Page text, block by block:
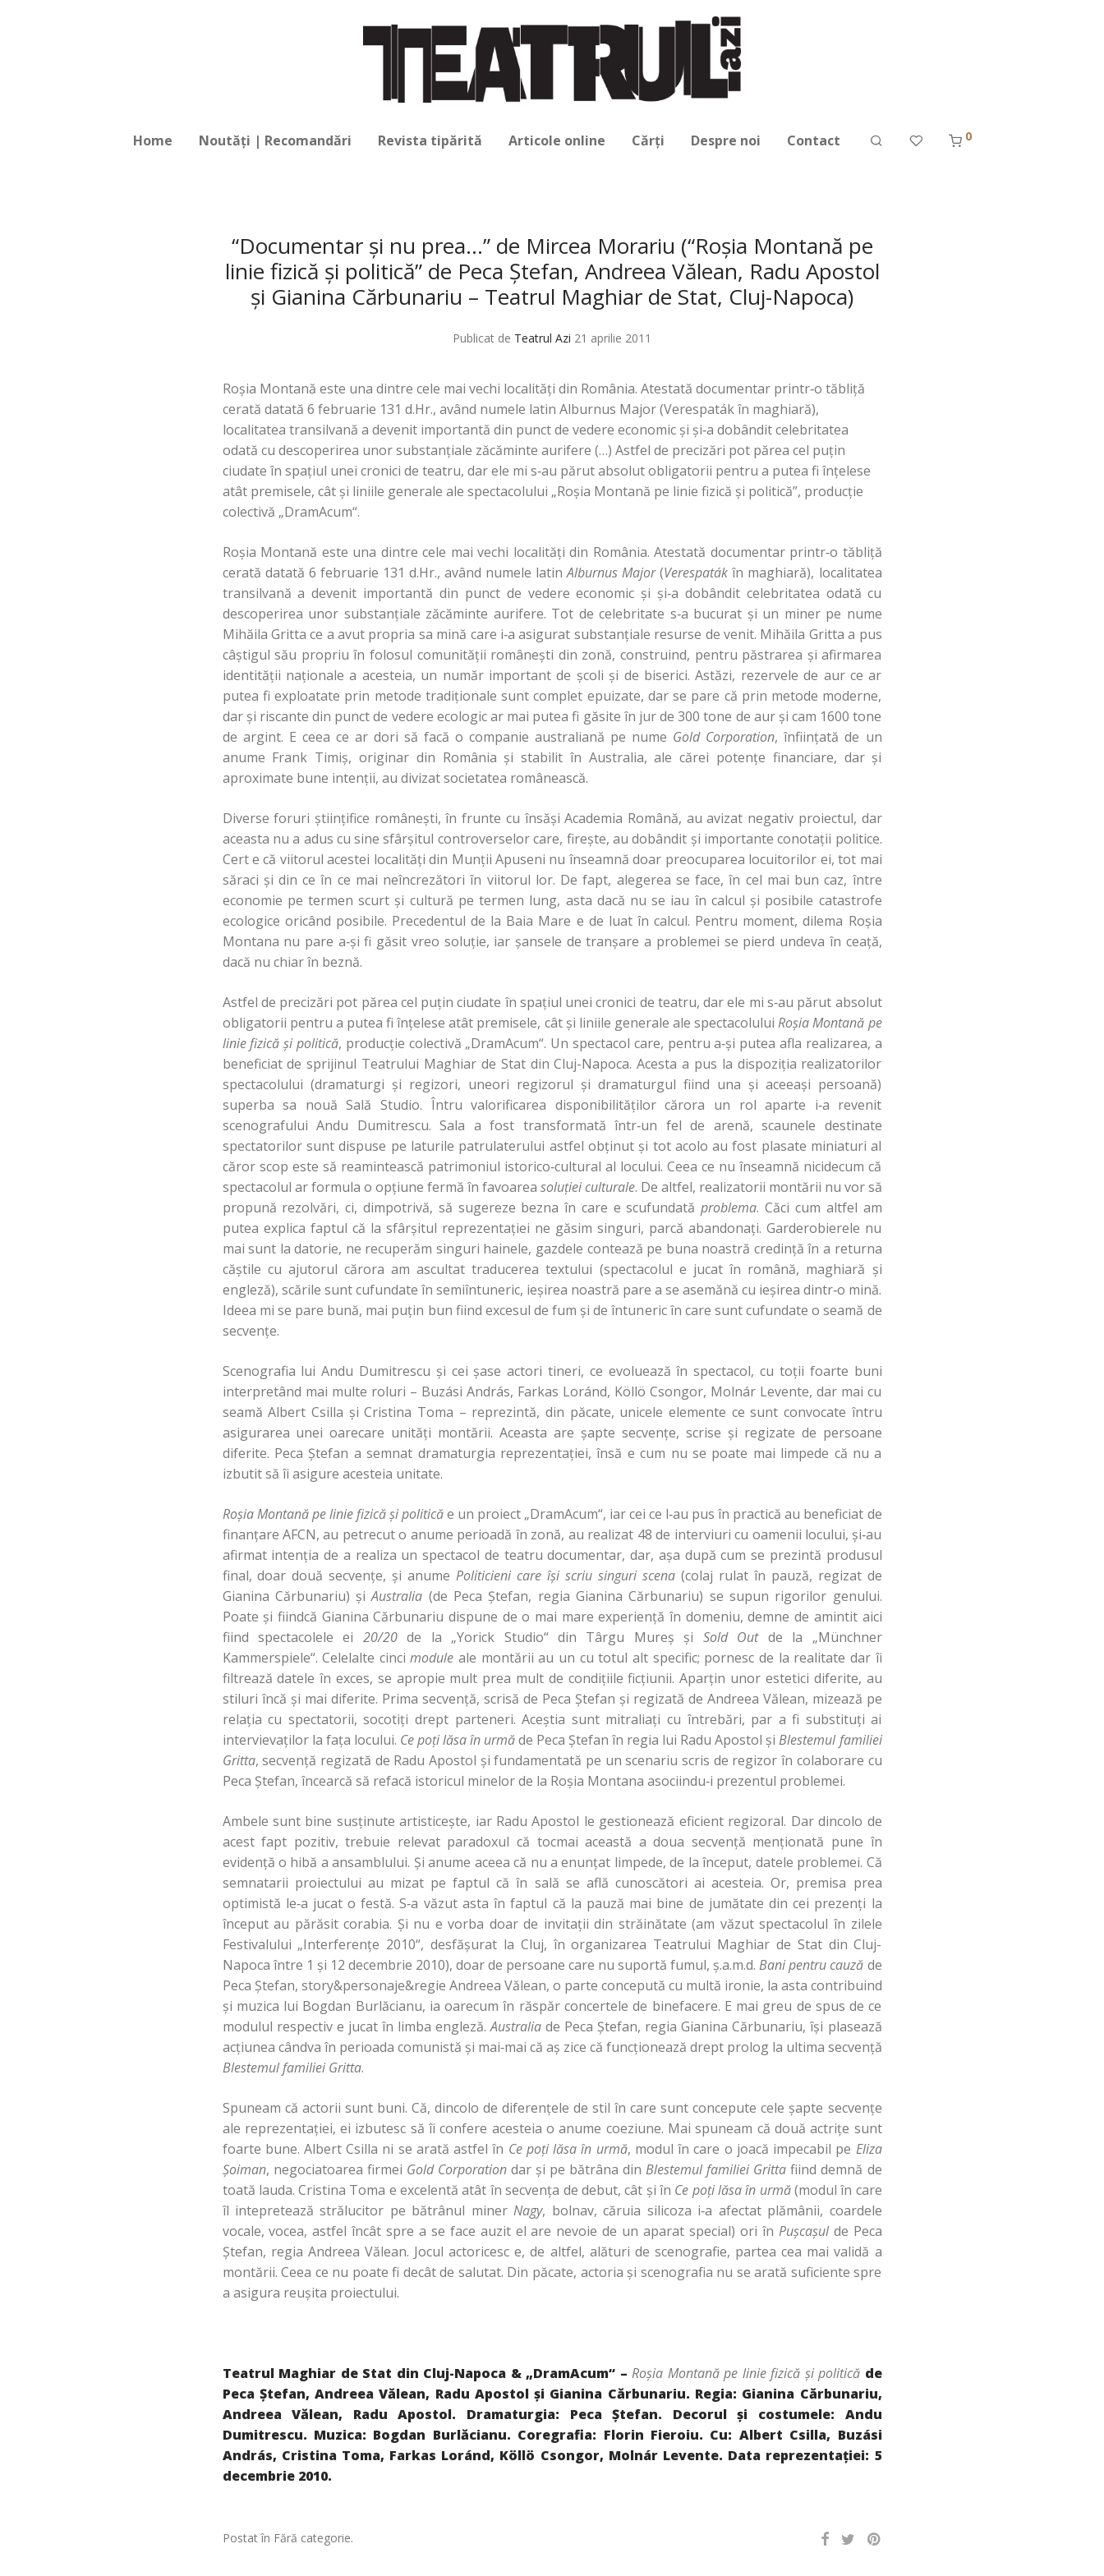
Home Noutăți | Recomandări Revista tipărită Articole online Cărți Despre noi Contact 0
“Documentar şi nu prea…” de Mircea Morariu (“Roşia Montană pe
linie fizică şi politică” de Peca Ştefan, Andreea Vălean, Radu Apostol
şi Gianina Cărbunariu – Teatrul Maghiar de Stat, Cluj-Napoca)
Publicat de Teatrul Azi 21 aprilie 2011
Roşia Montană este una dintre cele mai vechi localităţi din România. Atestată documentar printr‑o tăbliţă
cerată datată 6 februarie 131 d.Hr., având numele latin Alburnus Major (Verespaták în maghiară),
localitatea transilvană a devenit importantă din punct de vedere economic şi şi‑a dobândit celebritatea
odată cu descoperirea unor substanţiale zăcăminte aurifere (…) Astfel de precizări pot părea cel puţin
ciudate în spaţiul unei cronici de teatru, dar ele mi s‑au părut absolut obligatorii pentru a putea fi înţelese
atât premisele, cât şi liniile generale ale spectacolului „Roşia Montană pe linie fizică şi politică”, producţie
colectivă „DramAcum“.
Roşia Montană este una dintre cele mai vechi localităţi din România. Atestată documentar printr‑o tăbliţă
cerată datată 6 februarie 131 d.Hr., având numele latinAlburnus Major(Verespatákîn maghiară), localitatea
transilvană a devenit importantă din punct de vedere economic şi şi‑a dobândit celebritatea odată cu
descoperirea unor substanţiale zăcăminte aurifere. Tot de celebritate s‑a bucurat şi un miner pe nume
Mihăila Gritta ce a avut propria sa mină care i‑a asigurat substanţiale resurse de venit. Mihăila Gritta a pus
câştigul său propriu în folosul comunităţii româneşti din zonă, construind, pentru păstrarea şi afirmarea
identităţii naţionale a acesteia, un număr important de şcoli şi de biserici. Astăzi, rezervele de aur ce ar
putea fi exploatate prin metode tradiţionale sunt complet epuizate, dar se pare că prin metode moderne,
dar şi riscante din punct de vedere ecologic ar mai putea fi găsite în jur de 300 tone de aur şi cam 1600 tone
de argint. E ceea ce ar dori să facă o companie australiană pe nume Gold Corporation, înfiinţată de un
anume Frank Timiş, originar din România şi stabilit în Australia, ale cărei potenţe financiare, dar şi
aproximate bune intenţii, au divizat societatea românească.
Diverse foruri ştiinţifice româneşti, în frunte cu însăşi Academia Română, au avizat negativ proiectul, dar
aceasta nu a adus cu sine sfârşitul controverselor care, fireşte, au dobândit şi importante conotaţii politice.
Cert e că viitorul acestei localităţi din Munţii Apuseni nu înseamnă doar preocuparea locuitorilor ei, tot mai
săraci şi din ce în ce mai neîncrezători în viitorul lor. De fapt, alegerea se face, în cel mai bun caz, între
economie pe termen scurt şi cultură pe termen lung, asta dacă nu se iau în calcul şi posibile catastrofe
ecologice oricând posibile. Precedentul de la Baia Mare e de luat în calcul. Pentru moment, dilema Roşia
Montana nu pare a‑şi fi găsit vreo soluţie, iar şansele de tranşare a problemei se pierd undeva în ceaţă,
dacă nu chiar în beznă.
Astfel de precizări pot părea cel puţin ciudate în spaţiul unei cronici de teatru, dar ele mi s‑au părut absolut
obligatorii pentru a putea fi înţelese atât premisele, cât şi liniile generale ale spectacoluluiRoşia Montană pe
linie fizică şi politică, producţie colectivă „DramAcum“. Un spectacol care, pentru a‑şi putea afla realizarea, a
beneficiat de sprijinul Teatrului Maghiar de Stat din Cluj-Napoca. Acesta a pus la dispoziţia realizatorilor
spectacolului (dramaturgi şi regizori, uneori regizorul şi dramaturgul fiind una şi aceeaşi persoană)
superba sa nouă Sală Studio. Întru valorificarea disponibilităţilor cărora un rol aparte i‑a revenit
scenografului Andu Dumitrescu. Sala a fost transformată într‑un fel de arenă, scaunele destinate
spectatorilor sunt dispuse pe laturile patrulaterului astfel obţinut şi tot acolo au fost plasate miniaturi al
căror scop este să reamintească patrimoniul istorico‑cultural al locului. Ceea ce nu înseamnă nicidecum că
spectacolul ar formula o opţiune fermă în favoarea soluţiei culturale. De altfel, realizatorii montării nu vor să
propună rezolvări, ci, dimpotrivă, să sugereze bezna în care e scufundatăproblema. Căci cum altfel am
putea explica faptul că la sfârşitul reprezentaţiei ne găsim singuri, parcă abandonaţi. Garderobierele nu
mai sunt la datorie, ne recuperăm singuri hainele, gazdele contează pe buna noastră credinţă în a returna
căştile cu ajutorul cărora am ascultat traducerea textului (spectacolul e jucat în română, maghiară şi
engleză), scările sunt cufundate în semiîntuneric, ieşirea noastră pare a se asemănă cu ieşirea dintr‑o mină.
Ideea mi se pare bună, mai puţin bun fiind excesul de fum şi de întuneric în care sunt cufundate o seamă de
secvenţe.
Scenografia lui Andu Dumitrescu şi cei şase actori tineri, ce evoluează în spectacol, cu toţii foarte buni
interpretând mai multe roluri – Buzási András, Farkas Loránd, Köllö Csongor, Molnár Levente, dar mai cu
seamă Albert Csilla şi Cristina Toma – reprezintă, din păcate, unicele elemente ce sunt convocate întru
asigurarea unei oarecare unităţi montării. Aceasta are şapte secvenţe, scrise şi regizate de persoane
diferite. Peca Ştefan a semnat dramaturgia reprezentaţiei, însă e cum nu se poate mai limpede că nu a
izbutit să îi asigure acesteia unitate.
Roşia Montană pe linie fizică şi politicăe un proiect „DramAcum“, iar cei ce l‑au pus în practică au beneficiat de
finanţare AFCN, au petrecut o anume perioadă în zonă, au realizat 48 de interviuri cu oamenii locului, şi‑au
afirmat intenţia de a realiza un spectacol de teatru documentar, dar, aşa după cum se prezintă produsul
final, doar două secvenţe, şi anumePoliticieni care îşi scriu singuri scena (colaj rulat în pauză, regizat de
Gianina Cărbunariu) şiAustralia (de Peca Ştefan, regia Gianina Cărbunariu) se supun rigorilor genului.
Poate şi fiindcă Gianina Cărbunariu dispune de o mai mare experienţă în domeniu, demne de amintit aici
fiind spectacolele ei 20/20de la „Yorick Studio“ din Târgu Mureş şi Sold Out de la „Münchner
Kammerspiele“. Celelalte cincimoduleale montării au un cu totul alt specific; pornesc de la realitate dar îi
filtrează datele în exces, se apropie mult prea mult de condiţiile ficţiunii. Aparţin unor estetici diferite, au
stiluri încă şi mai diferite. Prima secvenţă, scrisă de Peca Ştefan şi regizată de Andreea Vălean, mizează pe
relaţia cu spectatorii, socotiţi drept parteneri. Aceştia sunt mitraliaţi cu întrebări, par a fi substituţi ai
intervievaţilor la faţa locului. Ce poţi lăsa în urmăde Peca Ştefan în regia lui Radu Apostol şiBlestemul familiei
Gritta, secvenţă regizată de Radu Apostol şi fundamentată pe un scenariu scris de regizor în colaborare cu
Peca Ştefan, încearcă să refacă istoricul minelor de la Roşia Montana asociindu‑i prezentul problemei.
Ambele sunt bine susţinute artisticeşte, iar Radu Apostol le gestionează eficient regizoral. Dar dincolo de
acest fapt pozitiv, trebuie relevat paradoxul că tocmai această a doua secvenţă menţionată pune în
evidenţă o hibă a ansamblului. Şi anume aceea că nu a enunţat limpede, de la început, datele problemei. Că
semnatarii proiectului au mizat pe faptul că în sală se află cunoscători ai acesteia. Or, premisa prea
optimistă le‑a jucat o festă. S‑a văzut asta în faptul că la pauză mai bine de jumătate din cei prezenţi la
început au părăsit corabia. Şi nu e vorba doar de invitaţii din străinătate (am văzut spectacolul în zilele
Festivalului „Interferenţe 2010“, desfăşurat la Cluj, în organizarea Teatrului Maghiar de Stat din Cluj-
Napoca între 1 şi 12 decembrie 2010), doar de persoane care nu suportă fumul, ş.a.m.d.Bani pentru cauză de
Peca Ştefan, story&personaje&regie Andreea Vălean, o parte concepută cu multă ironie, la asta contribuind
şi muzica lui Bogdan Burlăcianu, ia oarecum în răspăr concertele de binefacere. E mai greu de spus de ce
modulul respectiv e jucat în limba engleză.Australia de Peca Ştefan, regia Gianina Cărbunariu, îşi plasează
acţiunea cândva în perioada comunistă şi mai‑mai că aş zice că funcţionează drept prolog la ultima secvenţă
Blestemul familiei Gritta.
Spuneam că actorii sunt buni. Că, dincolo de diferenţele de stil în care sunt concepute cele şapte secvenţe
ale reprezentaţiei, ei izbutesc să îi confere acesteia o anume coeziune. Mai spuneam că două actriţe sunt
foarte bune. Albert Csilla ni se arată astfel în Ce poţi lăsa în urmă, modul în care o joacă impecabil pe Eliza
Şoiman, negociatoarea firmei Gold Corporation dar şi pe bătrâna dinBlestemul familiei Grittafiind demnă de
toată lauda. Cristina Toma e excelentă atât în secvenţa de debut, cât şi în Ce poţi lăsa în urmă(modul în care
îl intepretează strălucitor pe bătrânul minerNagy, bolnav, căruia silicoza i‑a afectat plămânii, coardele
vocale, vocea, astfel încât spre a se face auzit el are nevoie de un aparat special) ori în Puşcaşul de Peca
Ştefan, regia Andreea Vălean. Jocul actoricesc e, de altfel, alături de scenografie, partea cea mai validă a
montării. Ceea ce nu poate fi decât de salutat. Din păcate, actoria şi scenografia nu se arată suficiente spre
a asigura reuşita proiectului.
Teatrul Maghiar de Stat din Cluj-Napoca & „DramAcum“ – Roşia Montanăpe linie fizică şi politică de
Peca Ştefan, Andreea Vălean, Radu Apostol şi Gianina Cărbunariu. Regia: Gianina Cărbunariu,
Andreea Vălean, Radu Apostol. Dramaturgia: Peca Ştefan.
Decorul şi costumele: Andu
Dumitrescu. Muzica: Bogdan Burlăcianu. Coregrafia: Florin Fieroiu. Cu: Albert Csilla, Buzási
András, Cristina Toma, Farkas Loránd, Köllö Csongor, Molnár Levente. Data reprezentaţiei: 5
decembrie 2010.
Postat în Fără categorie.